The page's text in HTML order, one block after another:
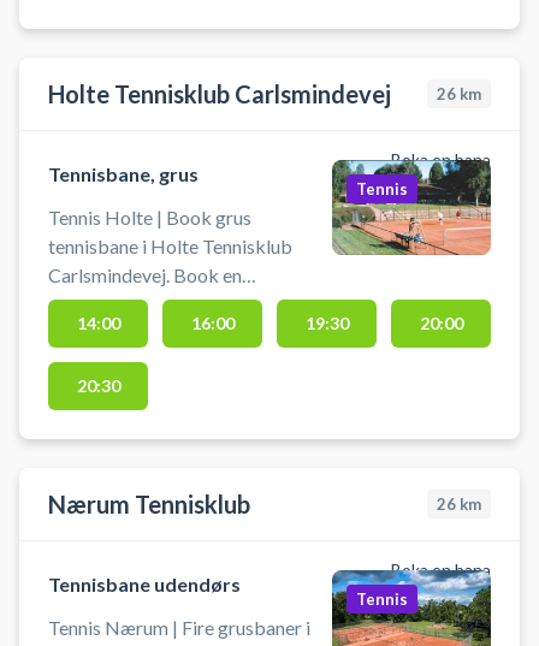
reservationens starttidspunkt.
Holte Tennisklub Carlsmindevej 26 km
Boka en bana
Tennisbane, grus
Tennis Holte | Book grus
tennisbane i Holte Tennisklub
Carlsmindevej. Book en
tennisbane og spil tennis i Holte
på grusbanerne på Carlsmindevej.
Der er mulighed for bad og
omklædning. Der findes gratis
Carlsmindevej i Holte.
Tennis
14:00 16:00 19:30 20:00
20:30
Nærum Tennisklub 26 km
Boka en bana
Tennisbane udendørs
Tennis Nærum | Fire grusbaner i
Tennis